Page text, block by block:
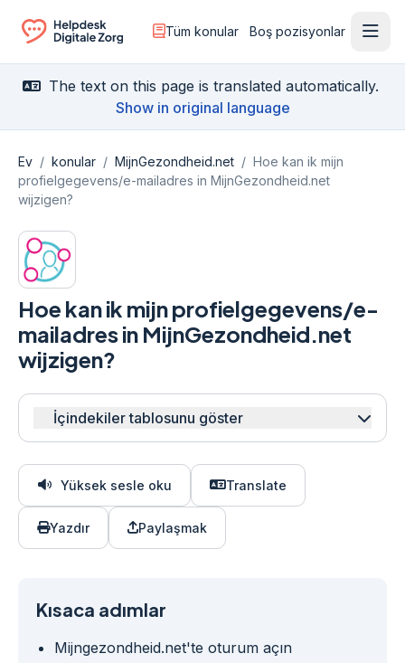
Ga naar de homepagina
Tüm konular Boş pozisyonlar
The text on this page is translated automatically.
Show in original language
Ev / konular / MijnGezondheid.net / Hoe kan ik mijn
profielgegevens/e-mailadres in MijnGezondheid.net
wijzigen?
Hoe kan ik mijn profielgegevens/e-
mailadres in MijnGezondheid.net
wijzigen?
İçindekiler tablosunu göster
Yüksek sesle oku Translate
Yazdır Paylaşmak
Kısaca adımlar
Mijngezondheid.net'te oturum açın